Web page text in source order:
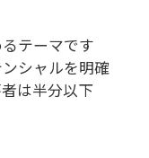
テーマです
シャルを明確
は半分以下